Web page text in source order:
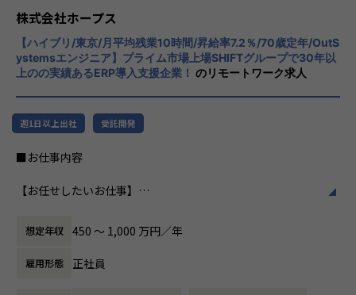
・「日本でもっと浸透させ、よりよい未来を創る」
こういった想いをもったメンバーがたくさんいます！
このような環境下で一緒に成長していきたいと思っていた
だける方からのご応募をお待ちしております！
＜ホープスBLOGもご覧ください＞
プロジェクトの具体例やホープスの社風が分かる記事を掲載
しております！
HOPES blog：https://blog.hopes-ise.co.jp/
now%e5%b0%8e%e5%85%a5%e3%83%97%e3%83%a
ef%bc%9a%e3%81%8a%e5%ae%a2%e6%a7%98%e
5%96%84%e3%83%bb%e5%8a%b9%e7%8e%87%e
・入社月から有休5日付与
【募集背景】
売上過去最高記録を更新している当社では、今まさに第二次
創業期として
準大手から中堅規模の企業に特化して、プライム案件やERP
年間120%成長を続けており成長の過渡期にある中で、
募集しております。
＜ホープスBLOG＞
しております！
是非ご覧ください！
HOPES blog：https://blog.hopes-ise.co.jp/
CloudやOracle ERP Cloudなどを活用し、企
業の業務プロセスを最適化し、経営管理の強
化を図っています1。
社風/文化
ホープスは、若手社員が活躍できる環境で、
社内の風通しが良く、活気に満ちた雰囲気が
特徴です。多様性を重視し、様々な国籍や背
ホープスでは、リモートワーク活用があり平
く、プロジェクトに応じて柔軟な働き方がで
株式会社ホープス
【ハイブリ/東京/月平均残業10時間/昇給率7.2％/70歳定年/OutS
ystemsエンジニア】プライム市場上場SHIFTグループで30年以
上のの実績あるERP導入支援企業！ のリモートワーク求人
週1日以上出社 受託開発
■お仕事内容
【お任せしたいお仕事】
て、システムの導入・開発を行うポジションです。
要件定義から開発・導入フェーズまで、まずはこれまでのご
経験に近しい領域をご担当いただきます。
またキャリアビジョンに合わせて、下流から上流工程にステ
想定年収 450 〜 1,000 万円／年
雇用形態 正社員